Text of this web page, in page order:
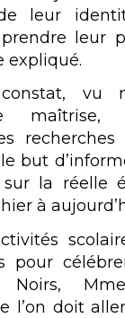
leur
leur
expliqué.
vu
maîtrise,
recherches
but
la réelle
à
pour
Noirs,
l’on doit